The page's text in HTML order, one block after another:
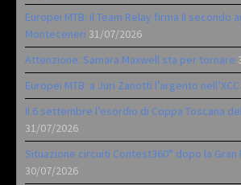
Europei MTB: il Team Relay firma il secondo
Monteceneri 31/07/2026
Attenzione: Samara Maxwell sta per tornare
Europei MTB: a Juri Zanotti l’argento nell’XCC
Il 6 settembre l’esordio di Coppa Toscana
31/07/2026
Situazione circuiti Contest360° dopo la Gran
30/07/2026